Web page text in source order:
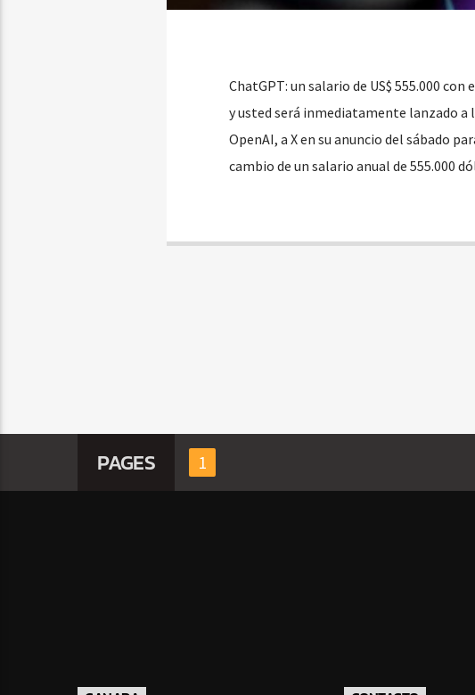
ChatGPT: un salario de US$ 555.000
y usted será inmediatamente lanzado a
OpenAI, a X en su anuncio del sábado
cambio de un salario anual de 555.000
PAGES 1